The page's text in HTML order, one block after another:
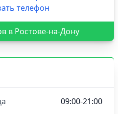
телефон
в Ростове-на-Дону
09:00-21:00